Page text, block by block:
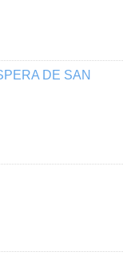
DE SAN